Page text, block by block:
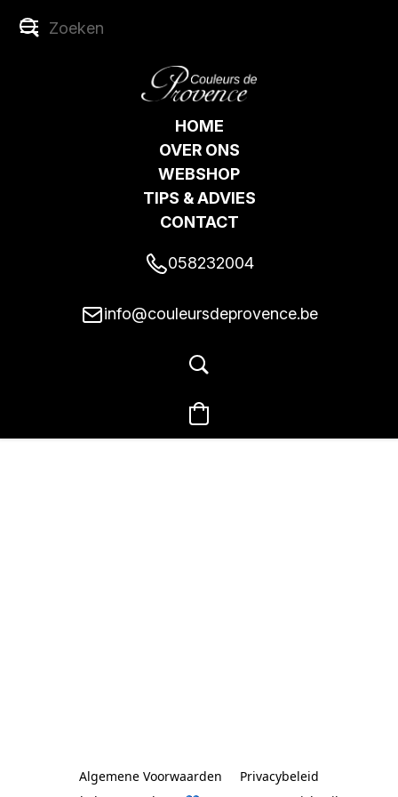
HOME
OVER ONS
WEBSHOP
TIPS & ADVIES
CONTACT
058232004
info@couleursdeprovence.be
Algemene Voorwaarden
Privacybeleid